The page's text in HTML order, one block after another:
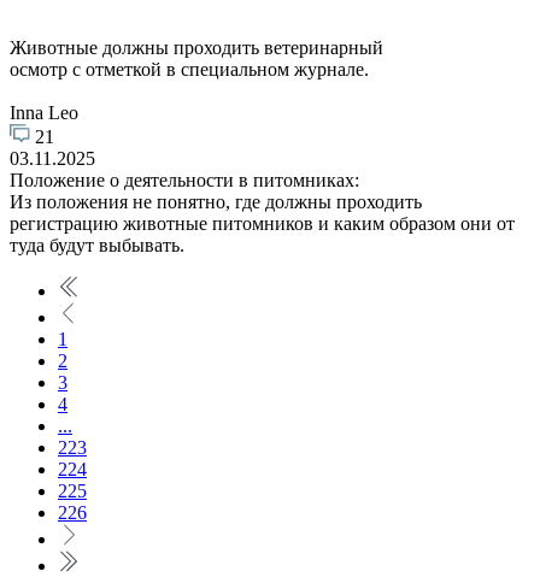
Животные должны проходить ветеринарный
осмотр с отметкой в специальном журнале.
Inna Leo
21
03.11.2025
Положение о деятельности в питомниках:
Из положения не понятно, где должны проходить
регистрацию животные питомников и каким образом они от
туда будут выбывать.
1
2
3
4
...
223
224
225
226